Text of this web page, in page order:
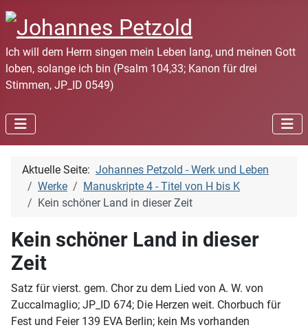
Ich will dem Herrn singen mein Leben lang, und meinen Gott
loben, solange ich bin (Psalm 104,33; Kanon für drei
Stimmen, JP_ID 0549)
Aktuelle Seite: Johannes Petzold - Werk und Leben
Werke
Manuskripte 4 - Titel von H bis K
Kein schöner Land in dieser Zeit
Kein schöner Land in dieser
Zeit
Satz für vierst. gem. Chor zu dem Lied von A. W. von
Zuccalmaglio; JP_ID 674; Die Herzen weit. Chorbuch für
Fest und Feier 139 EVA Berlin; kein Ms vorhanden